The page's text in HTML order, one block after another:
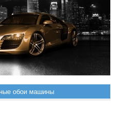
обои машины